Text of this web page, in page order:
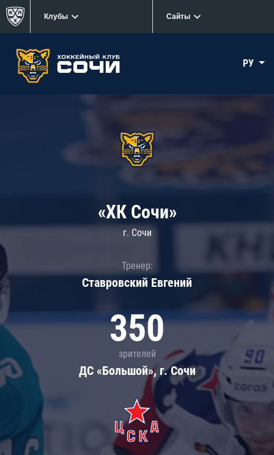
Клубы Сайты
РУ
«ХК Сочи»
г. Сочи
Тренер:
Ставровский Евгений
350
зрителей
ДС «Большой», г. Сочи